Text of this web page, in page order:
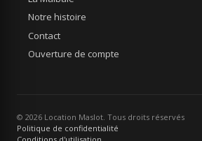
Notre histoire
Contact
Ouverture de compte
© 2026 Location Maslot. Tous droits réservés
Politique de confidentialité